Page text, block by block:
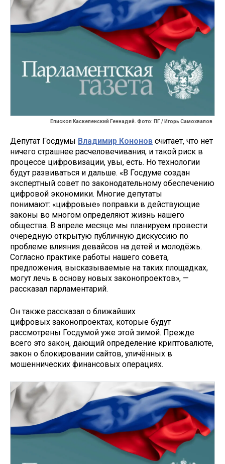
Епископ Каскеленский Геннадий. Фото: ПГ / Игорь Самохвалов
Депутат Госдумы Владимир Кононов считает, что нет
ничего страшнее расчеловечивания, и такой риск в
процессе цифровизации, увы, есть. Но технологии
будут развиваться и дальше. «В Госдуме создан
экспертный совет по законодательному обеспечению
цифровой экономики. Многие депутаты
понимают: «цифровые» поправки в действующие
законы во многом определяют жизнь нашего
общества. В апреле месяце мы планируем провести
очередную открытую публичную дискуссию по
проблеме влияния девайсов на детей и молодёжь.
Согласно практике работы нашего совета,
предложения, высказываемые на таких площадках,
могут лечь в основу новых законопроектов», —
рассказал парламентарий.
Он также рассказал о ближайших
цифровых законопроектах, которые будут
рассмотрены Госдумой уже этой зимой. Прежде
всего это закон, дающий определение криптовалюте,
закон о блокировании сайтов, уличённых в
мошеннических финансовых операциях.